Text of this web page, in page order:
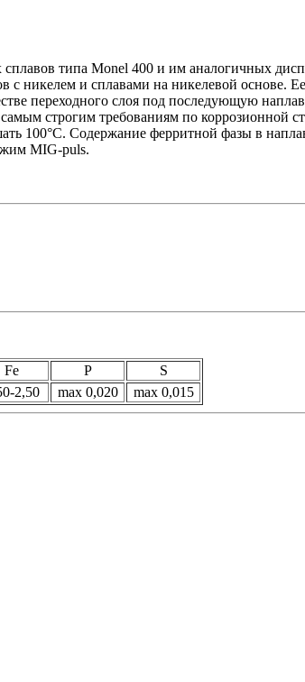
типа Monel 400 и им аналогичных
никелем и сплавами на никелевой основе.
переходного слоя под последующую
строгим требованиям по коррозионной
100°С. Содержание ферритной фазы в
MIG-puls.
Fe P
S
2,50 max 0,020 max 0,015